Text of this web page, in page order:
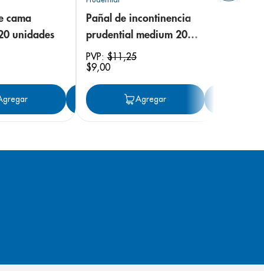
cama
unidades
Agregar
Pañal de incontinencia
prudential medium 20
unidades
PVP:$11,25
$9,00
Agregar